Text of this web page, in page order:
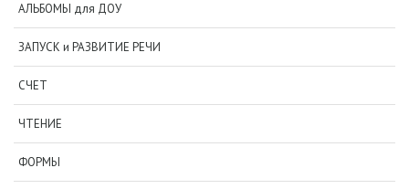
АЛЬБОМЫ для ДОУ
ЗАПУСК и РАЗВИТИЕ РЕЧИ
СЧЕТ
ЧТЕНИЕ
ФОРМЫ